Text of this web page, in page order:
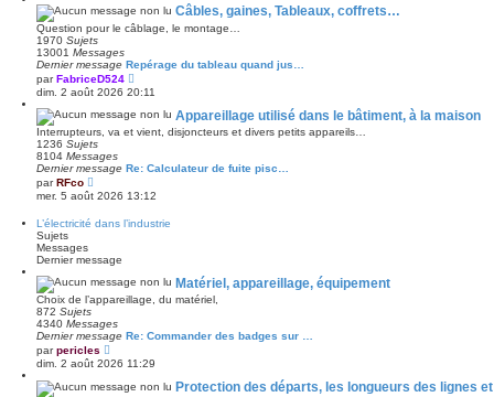
r
e
e
r
n
i
r
m
s
s
a
g
e
Câbles, gaines, Tableaux, coffrets…
Question pour le câblage, le montage…
1970 Sujets
13001 Messages
Dernier message Repérage du tableau quand jus…
parFabriceD524
o
i
r
e
r
i
r
a
e
dim. 2 août 2026 20:11
Appareillage utilisé dans le bâtiment, à la maison
Interrupteurs, va et vient, disjoncteurs et divers petits appareils…
1236 Sujets
8104 Messages
Dernier message Re: Calculateur de fuite pisc…
parRFco
o
i
e
n
i
r
m
e
s
a
mer. 5 août 2026 13:12
L’électricité dans l’industrie
Sujets
Messages
Dernier message
Matériel, appareillage, équipement
Choix de l’appareillage, du matériel,
872 Sujets
4340 Messages
Dernier message Re: Commander des badges sur …
parpericles
o
r
dim. 2 août 2026 11:29
Protection des départs, les longueurs des lignes